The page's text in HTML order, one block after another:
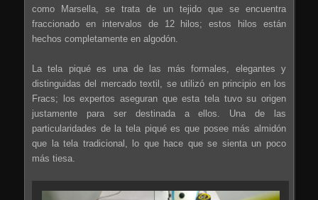
como Marsella, se trata de un tejido que se encuentra
fraccionado en intervalos de 12 hilos; estos hilos están
hechos completamente en algodón.
La tela piqué es una de las más formales, elegantes y
distinguidas del mercado textil, se utilizó en principio en los
Fracs; los expertos aseguran que esta tela tuvo su origen
justamente para ser destinada a ellos. Una de las
particularidades de la tela piqué es que posee más almidón
que la tela tradicional, lo que hace que se sienta un poco
más tiesa.